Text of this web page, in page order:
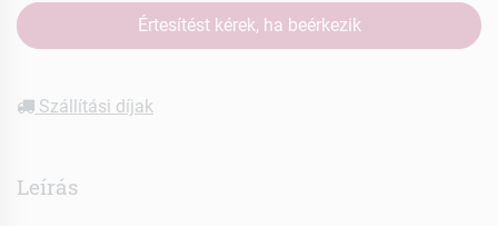
Értesítést kérek, ha beérkezik
Szállítási díjak
Leírás